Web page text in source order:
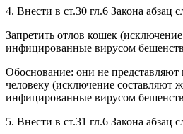
4. Внести в ст.30 гл.6 Закона абзац
Запретить отлов кошек
инфицированные вирусом
Обоснование: они не представляют
человеку (исключение составляют
инфицированные вирусом
5. Внести в ст.31 гл.6 Закона абзац